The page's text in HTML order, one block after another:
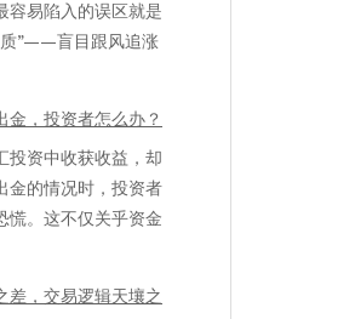
容易陷入的误区就是
质”——盲目跟风追涨
金，投资者怎么办？
投资中收获收益，却
金的情况时，投资者
慌。这不仅关乎资金
差，交易逻辑天壤之